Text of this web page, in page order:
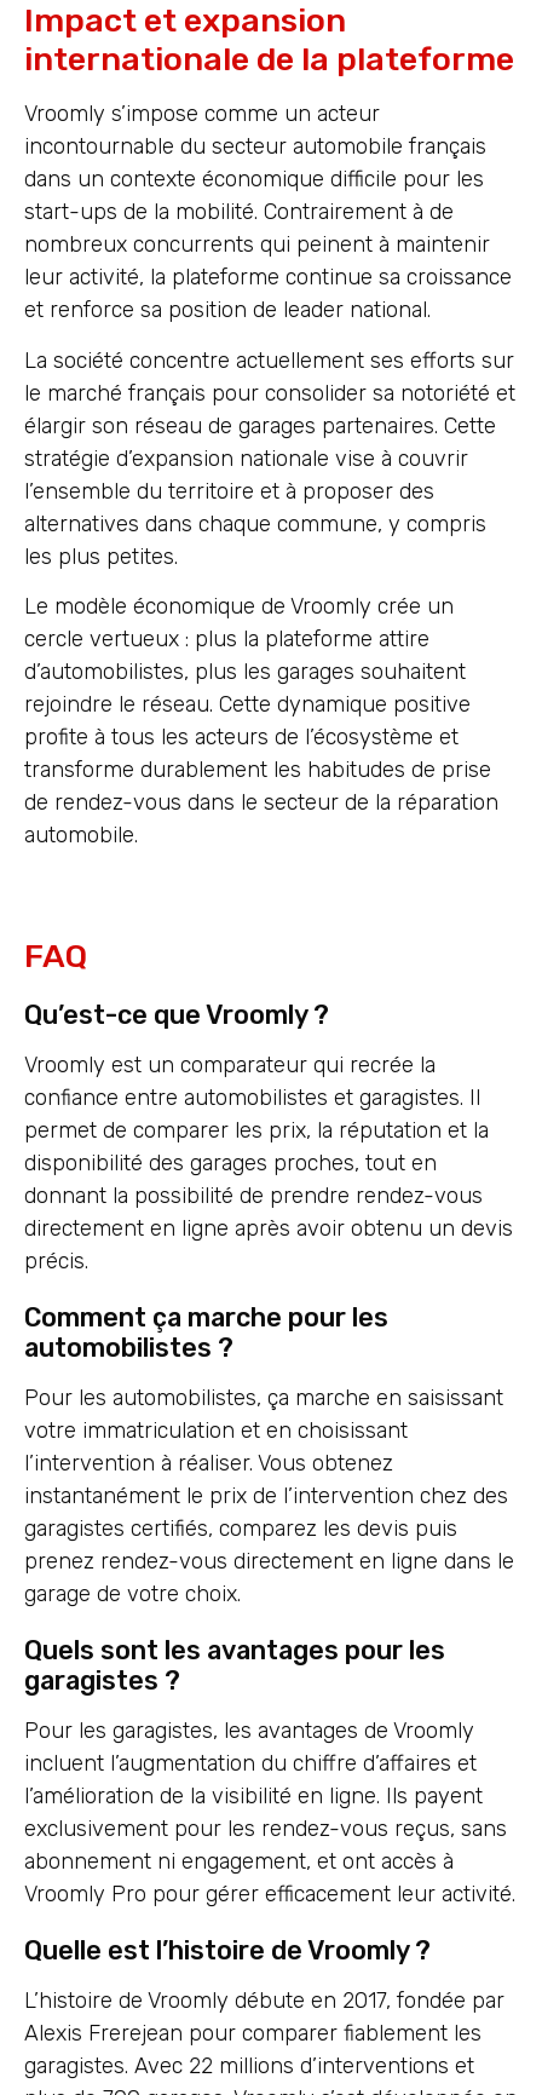
Impact et expansion
internationale de la plateforme
Vroomly s’impose comme un acteur
incontournable du secteur automobile français
dans un contexte économique difficile pour les
start-ups de la mobilité. Contrairement à de
nombreux concurrents qui peinent à maintenir
leur activité, la plateforme continue sa croissance
et renforce sa position de leader national.
La société concentre actuellement ses efforts sur
le marché français pour consolider sa notoriété et
élargir son réseau de garages partenaires. Cette
stratégie d’expansion nationale vise à couvrir
l’ensemble du territoire et à proposer des
alternatives dans chaque commune, y compris
les plus petites.
Le modèle économique de Vroomly crée un
cercle vertueux : plus la plateforme attire
d’automobilistes, plus les garages souhaitent
rejoindre le réseau. Cette dynamique positive
profite à tous les acteurs de l’écosystème et
transforme durablement les habitudes de prise
de rendez-vous dans le secteur de la réparation
automobile.
FAQ
Qu’est-ce que Vroomly ?
Vroomly est un comparateur qui recrée la
confiance entre automobilistes et garagistes. Il
permet de comparer les prix, la réputation et la
disponibilité des garages proches, tout en
donnant la possibilité de prendre rendez-vous
directement en ligne après avoir obtenu un devis
précis.
Comment ça marche pour les
automobilistes ?
Pour les automobilistes, ça marche en saisissant
votre immatriculation et en choisissant
l’intervention à réaliser. Vous obtenez
instantanément le prix de l’intervention chez des
garagistes certifiés, comparez les devis puis
prenez rendez-vous directement en ligne dans le
garage de votre choix.
Quels sont les avantages pour les
garagistes ?
Pour les garagistes, les avantages de Vroomly
incluent l’augmentation du chiffre d’affaires et
l’amélioration de la visibilité en ligne. Ils payent
exclusivement pour les rendez-vous reçus, sans
abonnement ni engagement, et ont accès à
Vroomly Pro pour gérer efficacement leur activité.
Quelle est l’histoire de Vroomly ?
L’histoire de Vroomly débute en 2017, fondée par
Alexis Frerejean pour comparer fiablement les
garagistes. Avec 22 millions d’interventions et